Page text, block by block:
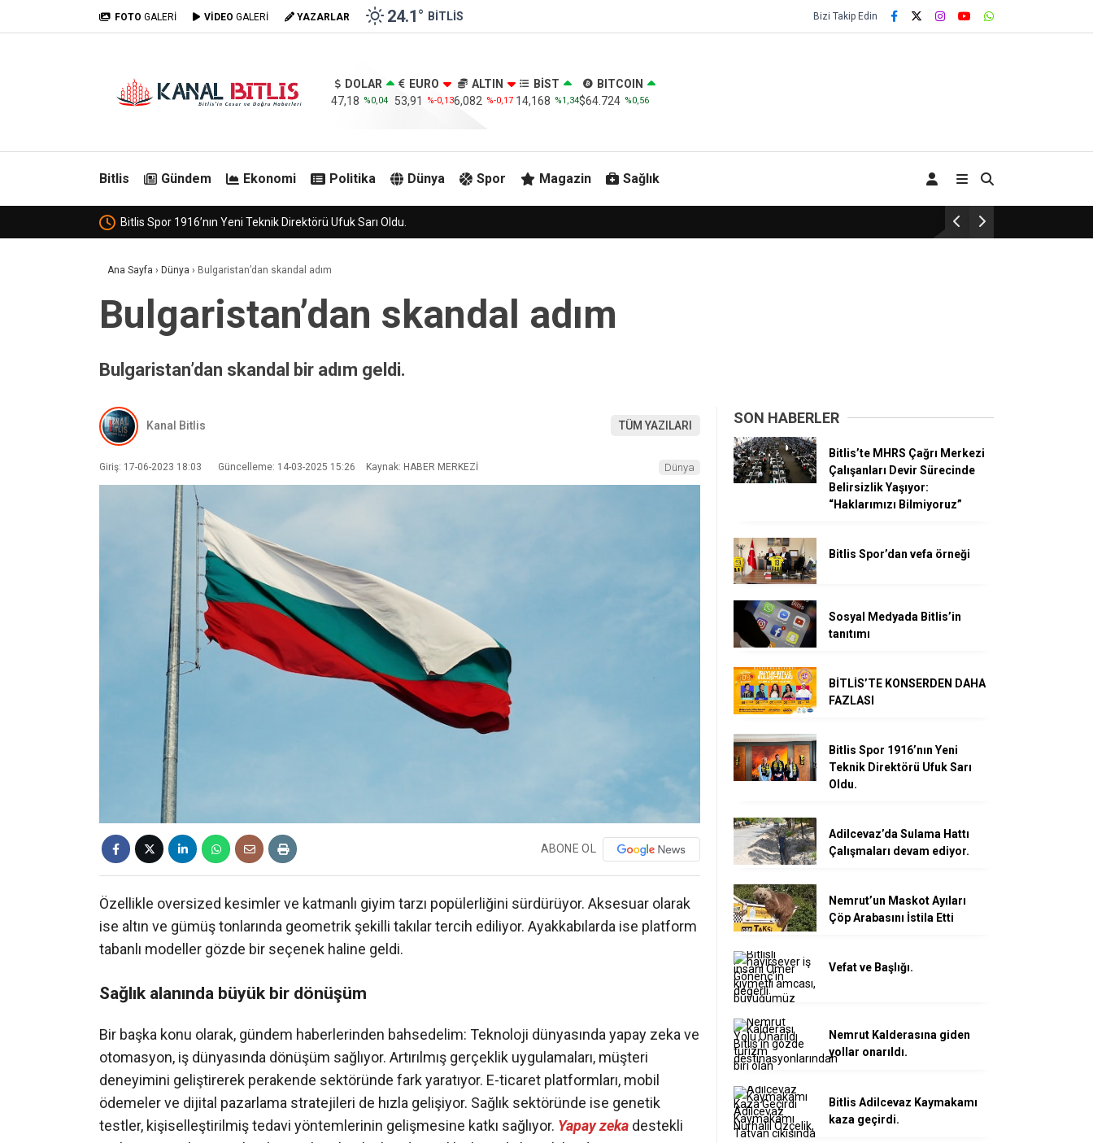
FOTO GALERİ VİDEO GALERİ YAZARLAR 24.1° BITLIS Bizi Takip Edin
DOLAR
47,18 %0,04
EURO
53,91
%-0,13
ALTIN
6,082 %-0,17
BİST
14,168 %1,34
BITCOIN
$64.724 %0,56
Bitlis Gündem Ekonomi Politika Dünya Spor Magazin Sağlık
Adilcevaz Belde Belediyesi, Ak Parti’ye geçti. Terör örgütü PKK fesih kararını açıkladı:
Ana Sayfa › Dünya › Bulgaristan’dan skandal adım
Bulgaristan’dan skandal adım
Bulgaristan’dan skandal bir adım geldi.
Kanal Bitlis TÜM YAZILARI
Giriş: 17-06-2023 18:03 Güncelleme: 14-03-2025 15:26 Kaynak: HABER MERKEZİ Dünya
ABONE OL
Özellikle oversized kesimler ve katmanlı giyim tarzı popülerliğini sürdürüyor. Aksesuar olarak
ise altın ve gümüş tonlarında geometrik şekilli takılar tercih ediliyor. Ayakkabılarda ise platform
tabanlı modeller gözde bir seçenek haline geldi.
Sağlık alanında büyük bir dönüşüm
Bir başka konu olarak, gündem haberlerinden bahsedelim: Teknoloji dünyasında yapay zeka ve
otomasyon, iş dünyasında dönüşüm sağlıyor. Artırılmış gerçeklik uygulamaları, müşteri
deneyimini geliştirerek perakende sektöründe fark yaratıyor. E-ticaret platformları, mobil
ödemeler ve dijital pazarlama stratejileri de hızla gelişiyor. Sağlık sektöründe ise genetik
testler, kişiselleştirilmiş tedavi yöntemlerinin gelişmesine katkı sağlıyor. Yapay zeka destekli
SON HABERLER
Bitlis’te MHRS Çağrı Merkezi
Çalışanları Devir Sürecinde
Belirsizlik Yaşıyor:
“Haklarımızı Bilmiyoruz”
Bitlis Spor’dan vefa örneği
Sosyal Medyada Bitlis’in
tanıtımı
BİTLİS’TE KONSERDEN DAHA
FAZLASI
Bitlis Spor 1916’nın Yeni
Teknik Direktörü Ufuk Sarı
Oldu.
Adilcevaz’da Sulama Hattı
Çalışmaları devam ediyor.
Nemrut’un Maskot Ayıları
Çöp Arabasını İstila Etti
Vefat ve Başlığı.
Nemrut Kalderasına giden
yollar onarıldı.
Bitlis Adilcevaz Kaymakamı
kaza geçirdi.